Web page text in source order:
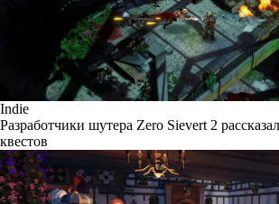
Indie
Разработчики шутера Zero Sievert 2
квестов